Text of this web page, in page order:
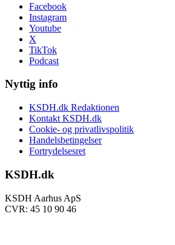
Facebook
Instagram
Youtube
X
TikTok
Podcast
Nyttig info
KSDH.dk Redaktionen
Kontakt KSDH.dk
Cookie- og privatlivspolitik
Handelsbetingelser
Fortrydelsesret
KSDH.dk
KSDH Aarhus ApS
CVR: 45 10 90 46